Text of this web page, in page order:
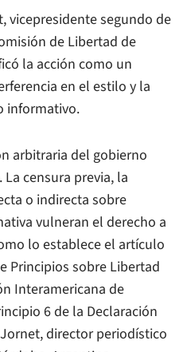
vicepresidente segundo de
de Libertad de
la acción como un
en el estilo y la
informativo.
arbitraria del gobierno
censura previa, la
o indirecta sobre
vulneran el derecho a
lo establece el artículo
Principios sobre Libertad
Interamericana de
6 de la Declaración
director periodístico